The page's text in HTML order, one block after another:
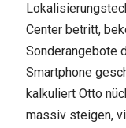
Center betritt,
Sonderangebote
Smartphone
kalkuliert Otto
massiv steigen,